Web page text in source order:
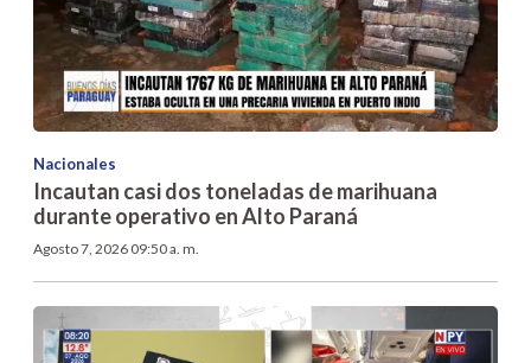
Nacionales
Incautan casi dos toneladas de marihuana
durante operativo en Alto Paraná
Agosto 7, 2026 09:50 a. m.